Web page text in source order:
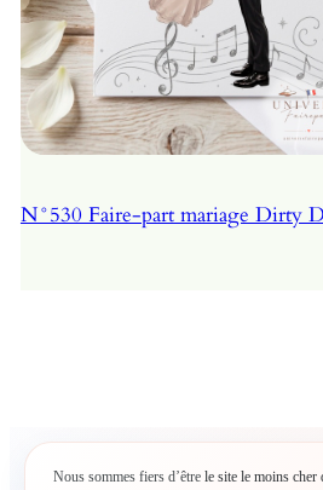
N°530 Faire-part mariage Dirty
Nous sommes fiers d’être le site le moins cher